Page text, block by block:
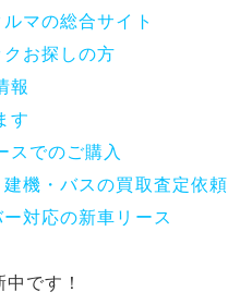
マの総合サイト
お探しの方
報
す
スでのご購入
建機・バスの買取査定依頼
対応の新車リース
です！